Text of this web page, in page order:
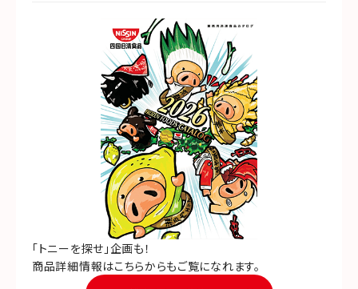
「トニーを探せ」企画も！
商品詳細情報はこちらからもご覧になれます。